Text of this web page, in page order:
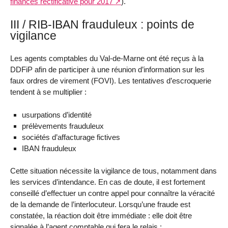
III / RIB-IBAN frauduleux : points de
vigilance
Les agents comptables du Val-de-Marne ont été reçus à la
DDFiP afin de participer à une réunion d’information sur les
faux ordres de virement (FOVI). Les tentatives d’escroquerie
tendent à se multiplier :
usurpations d’identité
prélèvements frauduleux
sociétés d’affacturage fictives
IBAN frauduleux
Cette situation nécessite la vigilance de tous, notamment dans
les services d’intendance. En cas de doute, il est fortement
conseillé d’effectuer un contre appel pour connaître la véracité
de la demande de l’interlocuteur. Lorsqu’une fraude est
constatée, la réaction doit être immédiate : elle doit être